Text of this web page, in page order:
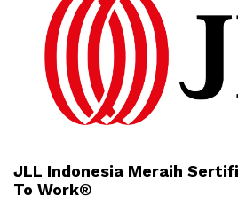
JLL Indonesia Meraih
To Work®